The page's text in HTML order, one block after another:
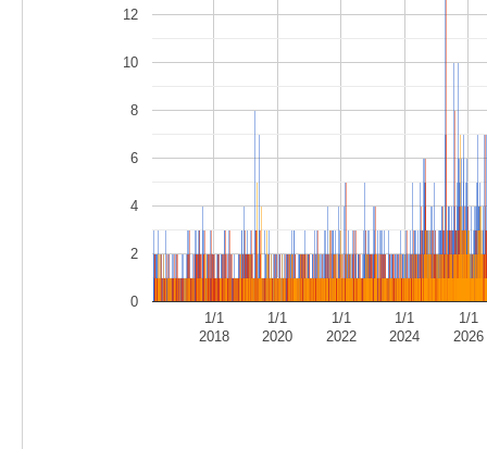
1/1
2018
1/1
2020
1/1
2022
1/1
2024
1/1
2026
0
2
4
6
8
10
12